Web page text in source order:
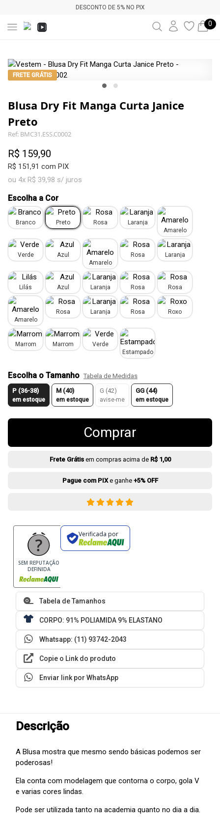
DESCONTO DE 5% NO PIX
0
FRETE GRÁTIS
Blusa Dry Fit Manga Curta Janice
Preto
Ref: BMC31.ESS.C0002
R$ 159,90
R$ 151,91 com PIX
ou 4x R$ 39,98 s/ juros
Escolha a Cor
Branco Preto Rosa
Laranja
Amarelo
Verde
Azul
Amarelo
Rosa Laranja
Lilás Azul Laranja Rosa Rosa
Amarelo
Rosa Laranja Rosa Roxo
Marrom Marrom
Verde
Estampado
Escolha o Tamanho Tabela de Medidas
P (36-38)
em estoque
M (40)
em estoque
G (42)
avise-me
GG (44)
em estoque
Comprar
Frete Grátisem compras acima de R$ 1,00
Pague com PIXe ganhe +5% OFF
SEM REPUTAÇÃO
DEFINIDA
Verificada por
Tabela de Tamanhos
CORPO: 91% POLIAMIDA 9% ELASTANO
Whatsapp: (11) 93742-2043
Copie o Link do produto
Enviar link por WhatsApp
Descrição
A Blusa mostra que mesmo sendo básicas podemos ser
poderosas!
Ela conta com modelagem que contorna o corpo, gola V
e varias cores lindas.
Pode ser utilizada tanto na academia quanto no dia a dia.